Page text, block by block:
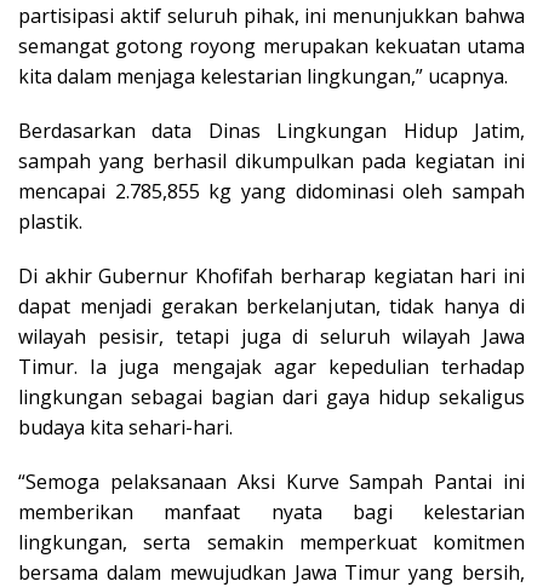
partisipasi aktif seluruh pihak, ini menunjukkan bahwa
semangat gotong royong merupakan kekuatan utama
kita dalam menjaga kelestarian lingkungan,” ucapnya.
Berdasarkan data Dinas Lingkungan Hidup Jatim,
sampah yang berhasil dikumpulkan pada kegiatan ini
mencapai 2.785,855 kg yang didominasi oleh sampah
plastik.
Di akhir Gubernur Khofifah berharap kegiatan hari ini
dapat menjadi gerakan berkelanjutan, tidak hanya di
wilayah pesisir, tetapi juga di seluruh wilayah Jawa
Timur. Ia juga mengajak agar kepedulian terhadap
lingkungan sebagai bagian dari gaya hidup sekaligus
budaya kita sehari-hari.
“Semoga pelaksanaan Aksi Kurve Sampah Pantai ini
memberikan manfaat nyata bagi kelestarian
lingkungan, serta semakin memperkuat komitmen
bersama dalam mewujudkan Jawa Timur yang bersih,